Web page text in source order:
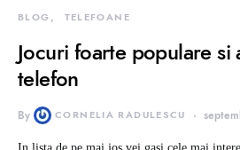
BLOG TELEFOANE
Jocuri foarte populare si
telefon
By CORNELIA RADULESCU